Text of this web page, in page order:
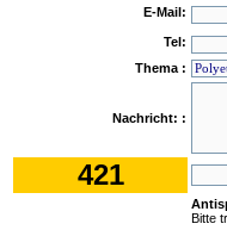
E-Mail:
Tel:
Thema :
Nachricht: :
421
Bitte